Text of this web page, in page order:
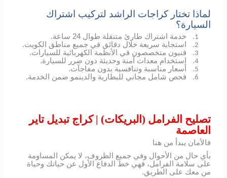
لماذا تختار كراجات الراشد لتركيب اشتراك
السيارة؟
1. خدمة اشتراك طارئ متنقلة طوال 24 ساعة.
2. استجابة سريعة خلال دقائق في جميع مناطق الكويت.
3. فنيون متخصصون في الأنظمة الكهربائية للسيارات.
4. استخدام معدات آمنة وحديثة دون ضرر للسيارة.
5. أسعار مناسبة وتنافسية بدون مفاجآت.
6. فحص شامل مجاني للبطارية والدينمو ضمن الخدمة.
تصليح الفرامل (البريكات) | كراج تبديل تاير
العاصمة
فالأمان يبدأ من هنا
بأي حال من الأحوال وفي جميع الظروف، لا يمكن المساومة
على سلامة الفرامل، فهي خط الدفاع الأول عن حياتك وحياة
من معك على الطريق.